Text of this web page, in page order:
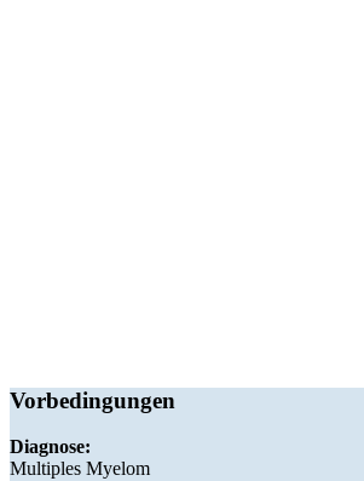
Vorbedingungen
Diagnose:
Multiples Myelom